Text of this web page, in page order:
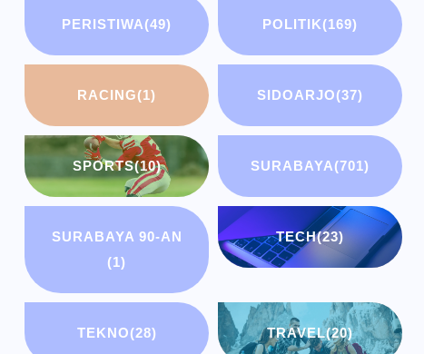
PERISTIWA(49) POLITIK(169)
RACING(1) SIDOARJO(37)
SPORTS(10) SURABAYA(701)
SURABAYA 90-AN
(1)
TECH(23)
TEKNO(28) TRAVEL(20)